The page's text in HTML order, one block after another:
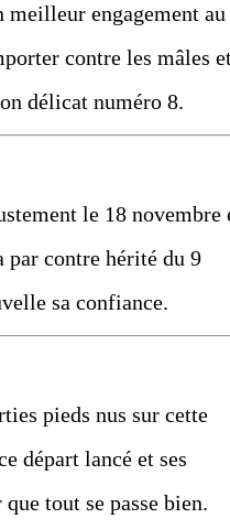
engagement au
contre les mâles
délicat numéro 8.
le 18 novembre
par contre hérité du 9
sa confiance.
pieds nus sur cette
départ lancé et ses
tout se passe bien.